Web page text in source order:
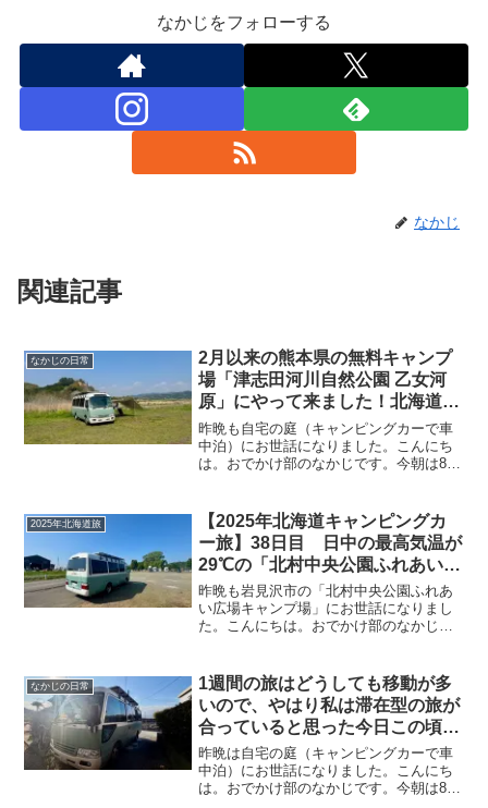
なかじをフォローする
なかじ
関連記事
なかじの日常
2月以来の熊本県の無料キャンプ
場「津志田河川自然公園 乙女河
原」にやって来ました！北海道旅
へ出発する前に来れてよかったで
す♪
昨晩も自宅の庭（キャンピングカーで車
中泊）にお世話になりました。こんにち
は。おでかけ部のなかじです。今朝は8時
が不要な季節になってきた…かな。まず
はみゅうちゃん...
2025年北海道旅
【2025年北海道キャンピングカ
ー旅】38日目 日中の最高気温が
29℃の「北村中央公園ふれあい広
場キャンプ場」、タープ下で寛ぐ
のを断念して冷房が効いた車内で
1日過ごしました♪夕方の1時間だ
昨晩も岩見沢市の「北村中央公園ふれあ
い広場キャンプ場」にお世話になりまし
た。こんにちは。おでかけ部のなかじで
ちら。8時の時点で外気温が30℃を示して
います^^...
なかじの日常
1週間の旅はどうしても移動が多
いので、やはり私は滞在型の旅が
合っていると思った今日この頃、
本日からまた自宅でのんびり生活
へ♪我が家（キャンピングカー）
用の掃除機を買い替えました！
昨晩は自宅の庭（キャンピングカーで車
中泊）にお世話になりました。こんにち
は。おでかけ部のなかじです。今朝は8時